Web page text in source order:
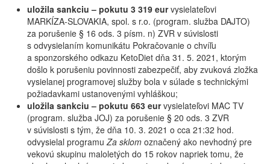
uložila sankciu – pokutu 3 319 eurvysielateľovi
MARKÍZA-SLOVAKIA, spol. s r.o. (program. služba DAJTO)
za porušenie § 16 ods. 3 písm. n) ZVR v súvislosti
s odvysielaním komunikátu Pokračovanie o chvíľu
a sponzorského odkazu KetoDiet dňa 31. 5. 2021, ktorým
došlo k porušeniu povinnosti zabezpečiť, aby zvuková zložka
vysielanej programovej služby bola v súlade s technickými
požiadavkami ustanovenými vyhláškou;
uložila sankciu – pokutu 663 eurvysielateľovi MAC TV
(program. služba JOJ) za porušenie § 20 ods. 3 ZVR
v súvislosti s tým, že dňa 10. 3. 2021 o cca 21:32 hod.
odvysielal programuZa sklom označený ako nevhodný pre
vekovú skupinu maloletých do 15 rokov napriek tomu, že